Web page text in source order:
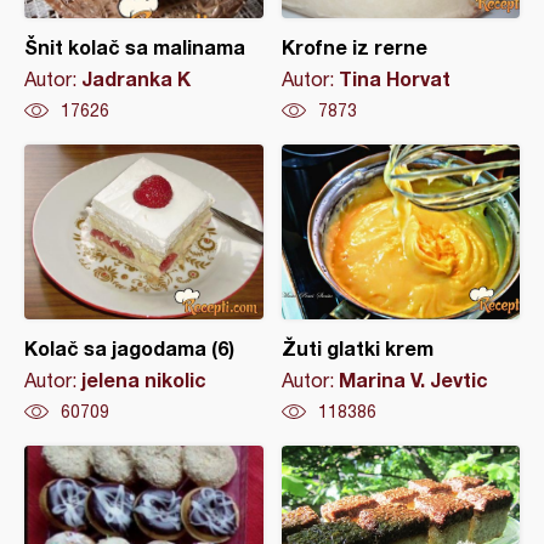
Šnit kolač sa malinama
Autor: Jadranka K
17626
Krofne iz rerne
Autor: Tina Horvat
7873
Kolač sa jagodama (6)
Autor: jelena nikolic
60709
Žuti glatki krem
Autor: Marina V. Jevtic
118386